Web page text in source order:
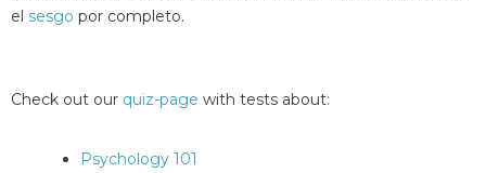
el sesgo por completo.
Check out our quiz-page with tests about:
Psychology 101